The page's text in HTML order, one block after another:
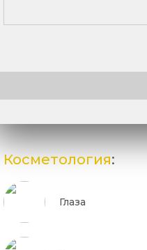
Косметология:
Глаза